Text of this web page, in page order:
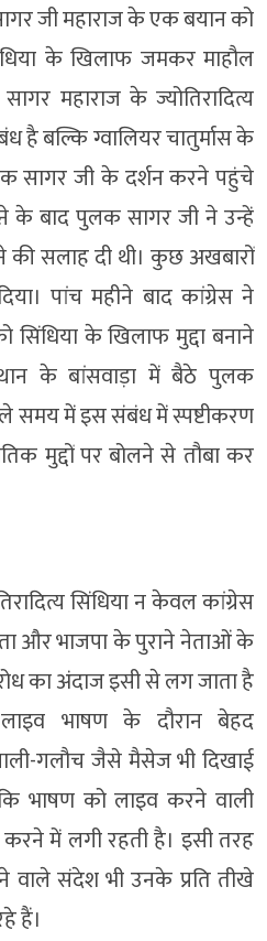
जी महाराज के एक बयान को
के खिलाफ जमकर माहौल
महाराज के ज्योतिरादित्य
बल्कि ग्वालियर चातुर्मास के
सागर जी के दर्शन करने पहुंचे
के बाद पुलक सागर जी ने उन्हें
की सलाह दी थी। कुछ अखबारों
पांच महीने बाद कांग्रेस ने
के खिलाफ मुद्दा बनाने
के बांसवाड़ा में बैठे पुलक
समय में इस संबंध में स्पष्टीकरण
मुद्दों पर बोलने से तौबा कर
सिंधिया न केवल कांग्रेस
और भाजपा के पुराने नेताओं के
का अंदाज इसी से लग जाता है
भाषण के दौरान बेहद
गलौच जैसे मैसेज भी दिखाई
भाषण को लाइव करने वाली
में लगी रहती है। इसी तरह
वाले संदेश भी उनके प्रति तीखे
हैं।